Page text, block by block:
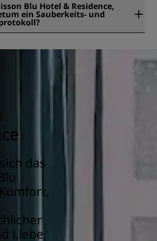
angeboten.
Blu Hotel & Residence,
ein Sauberkeits- und
de-de/gesundheit-
das
Liebe